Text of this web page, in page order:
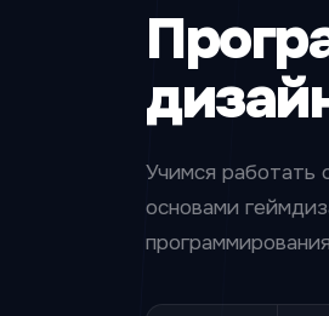
Учимся работать
основами